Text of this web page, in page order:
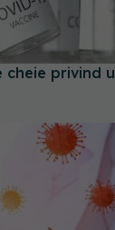
cheie privind